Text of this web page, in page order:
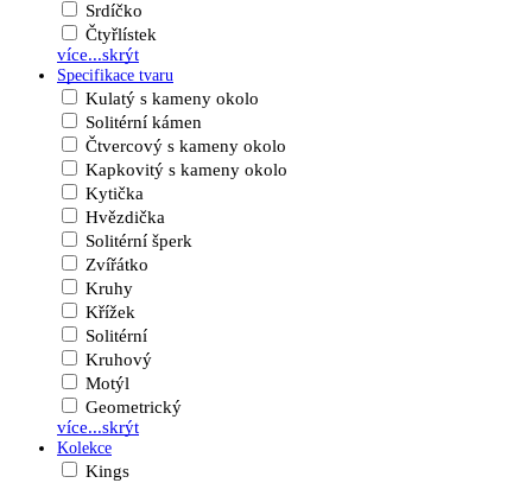
Srdíčko
Čtyřlístek
více...skrýt
Specifikace tvaru
Kulatý s kameny okolo
Solitérní kámen
Čtvercový s kameny okolo
Kapkovitý s kameny okolo
Kytička
Hvězdička
Solitérní šperk
Zvířátko
Kruhy
Křížek
Solitérní
Kruhový
Motýl
Geometrický
více...skrýt
Kolekce
Kings